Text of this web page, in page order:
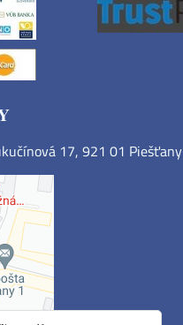
17, 921 01 Piešťany